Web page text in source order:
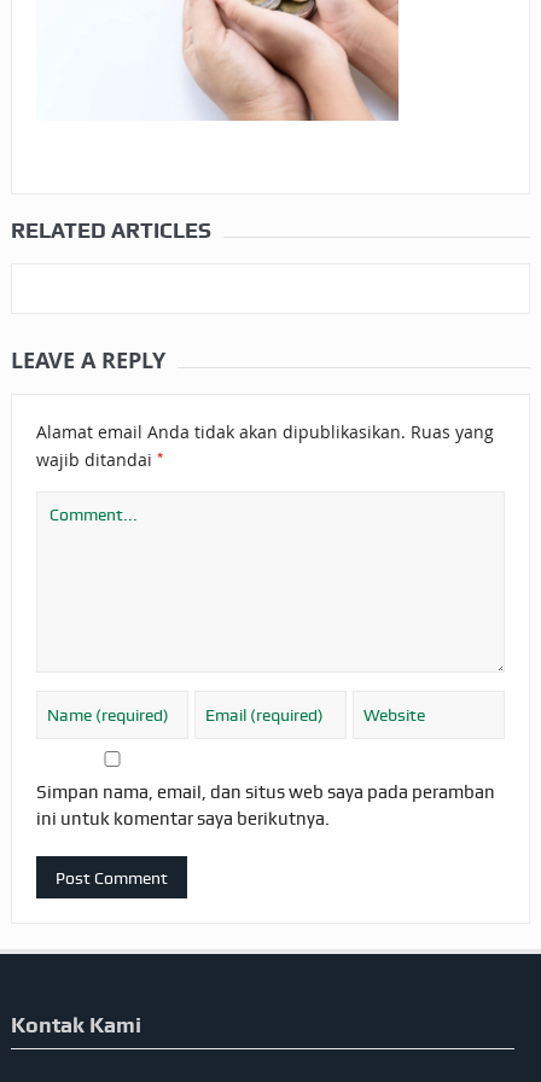
RELATED ARTICLES
LEAVE A REPLY
Alamat email Anda tidak akan dipublikasikan. Ruas yang
wajib ditandai *
Simpan nama, email, dan situs web saya pada peramban
ini untuk komentar saya berikutnya.
Kontak Kami